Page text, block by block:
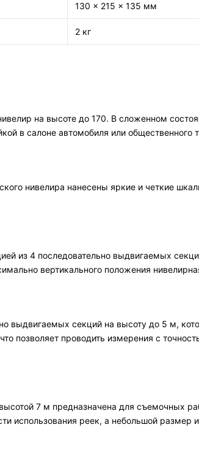
130 x 215 x 135 мм
2 кг
на высоте до 170. В сложенном
в салоне автомобиля или общественного
нивелира нанесены яркие и четкие
из 4 последовательно выдвигаемых
вертикального положения
выдвигаемых секций на высоту до 5 м,
позволяет проводить измерения с
7 м предназначена для съемочных
использования реек, а небольшой размер